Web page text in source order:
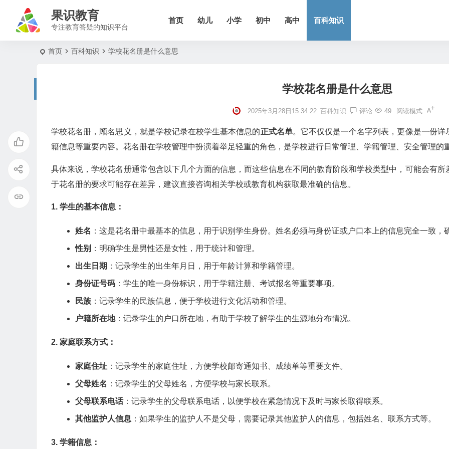
果识教育
专注教育答疑的知识平台
首页 幼儿 小学 初中 高中 百科知识
首页 百科知识 学校花名册是什么意思
学校花名册是什么意思
2025年3月28日15:34:22 百科知识 评论 49 阅读模式
学校花名册，顾名思义，就是学校记录在校学生基本信息的正式名单。它不仅仅是一个名字列表，更像是一份
籍信息等重要内容。花名册在学校管理中扮演着举足轻重的角色，是学校进行日常管理、学籍管理、安全管理的
具体来说，学校花名册通常包含以下几个方面的信息，而这些信息在不同的教育阶段和学校类型中，可能会有
于花名册的要求可能存在差异，建议直接咨询相关学校或教育机构获取最准确的信息。
1. 学生的基本信息：
姓名 ：这是花名册中最基本的信息，用于识别学生身份。姓名必须与身份证或户口本上的信息完全一致，
性别 ：明确学生是男性还是女性，用于统计和管理。
出生日期 ：记录学生的出生年月日，用于年龄计算和学籍管理。
身份证号码 ：学生的唯一身份标识，用于学籍注册、考试报名等重要事项。
民族 ：记录学生的民族信息，便于学校进行文化活动和管理。
户籍所在地：记录学生的户口所在地，有助于学校了解学生的生源地分布情况。
2. 家庭联系方式：
家庭住址 ：记录学生的家庭住址，方便学校邮寄通知书、成绩单等重要文件。
父母姓名 ：记录学生的父母姓名，方便学校与家长联系。
父母联系电话：记录学生的父母联系电话，以便学校在紧急情况下及时与家长取得联系。
其他监护人信息 ：如果学生的监护人不是父母，需要记录其他监护人的信息，包括姓名、联系方式等。
3. 学籍信息：